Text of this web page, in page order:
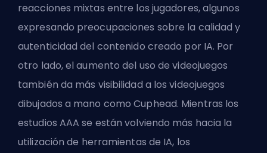
reacciones mixtas entre los jugadores, algunos
expresando preocupaciones sobre la calidad y
autenticidad del contenido creado por IA. Por
otro lado, el aumento del uso de videojuegos
también da más visibilidad a los videojuegos
dibujados a mano como Cuphead. Mientras los
estudios AAA se están volviendo más hacia la
utilización de herramientas de IA, los